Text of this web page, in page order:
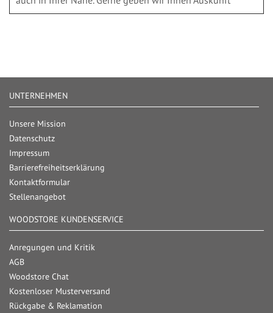
UNTERNEHMEN
Unsere Mission
Datenschutz
Impressum
Barrierefreiheitserklärung
Kontaktformular
Stellenangebot
WOODSTORE KUNDENSERVICE
Anregungen und Kritik
AGB
Woodstore Chat
Kostenloser Musterversand
Rückgabe & Reklamation